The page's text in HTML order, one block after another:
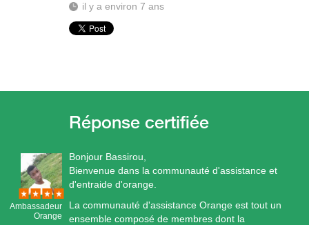
il y a environ 7 ans
Ambassadeur
Orange
Bonjour Bassirou,
Bienvenue dans la communauté d'assistance et
d'entraide d'orange.
La communauté d'assistance Orange est tout un
ensemble composé de membres dont la